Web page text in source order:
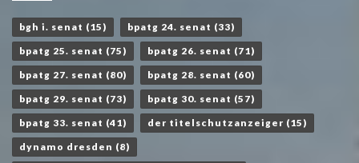
bgh i. senat (15) bpatg 24. senat (33)
bpatg 25. senat (75) bpatg 26. senat (71)
bpatg 27. senat (80) bpatg 28. senat (60)
bpatg 29. senat (73) bpatg 30. senat (57)
bpatg 33. senat (41) der titelschutzanzeiger (15)
dynamo dresden (8)